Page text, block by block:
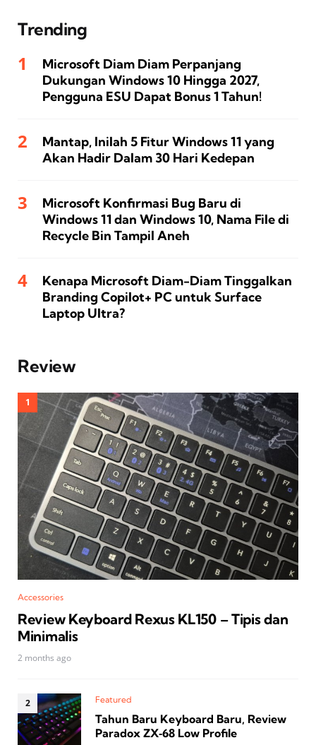
Trending
Microsoft Diam Diam Perpanjang
Dukungan Windows 10 Hingga 2027,
Pengguna ESU Dapat Bonus 1 Tahun!
Mantap, Inilah 5 Fitur Windows 11 yang
Akan Hadir Dalam 30 Hari Kedepan
Microsoft Konfirmasi Bug Baru di
Windows 11 dan Windows 10, Nama File di
Recycle Bin Tampil Aneh
Kenapa Microsoft Diam-Diam Tinggalkan
Branding Copilot+ PC untuk Surface
Laptop Ultra?
Review
Accessories
Review Keyboard Rexus KL150 – Tipis dan
Minimalis
2 months ago
Featured
Tahun Baru Keyboard Baru, Review
Paradox ZX‑68 Low Profile